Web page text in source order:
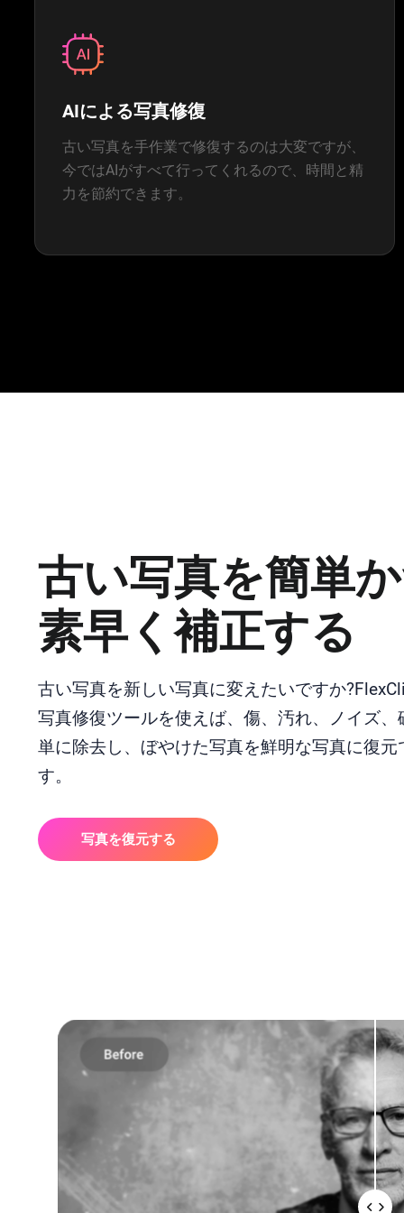
AIによる写真修復
古い写真を手作業で修復するのは大変ですが、
今ではAIがすべて行ってくれるので、時間と精
力を節約できます。
古い写真を簡単
素早く補正する
古い写真を新しい写真に変えたいですか
写真修復ツールを使えば、傷、汚れ、ノイズ、
単に除去し、ぼやけた写真を鮮明な写真に復元
す。
写真を復元する